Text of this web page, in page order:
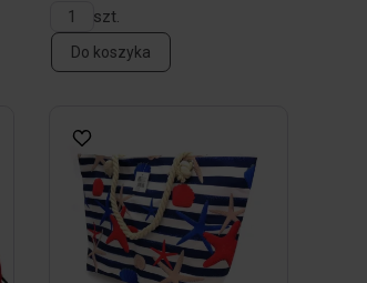
szt.
Do koszyka